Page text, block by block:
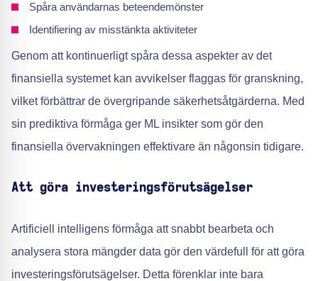
Spåra användarnas beteendemönster
Identifiering av misstänkta aktiviteter
Genom att kontinuerligt spåra dessa aspekter av det
finansiella systemet kan avvikelser flaggas för granskning,
vilket förbättrar de övergripande säkerhetsåtgärderna. Med
sin prediktiva förmåga ger ML insikter som gör den
finansiella övervakningen effektivare än någonsin tidigare.
Att göra investeringsförutsägelser
Artificiell intelligens förmåga att snabbt bearbeta och
analysera stora mängder data gör den värdefull för att göra
investeringsförutsägelser. Detta förenklar inte bara